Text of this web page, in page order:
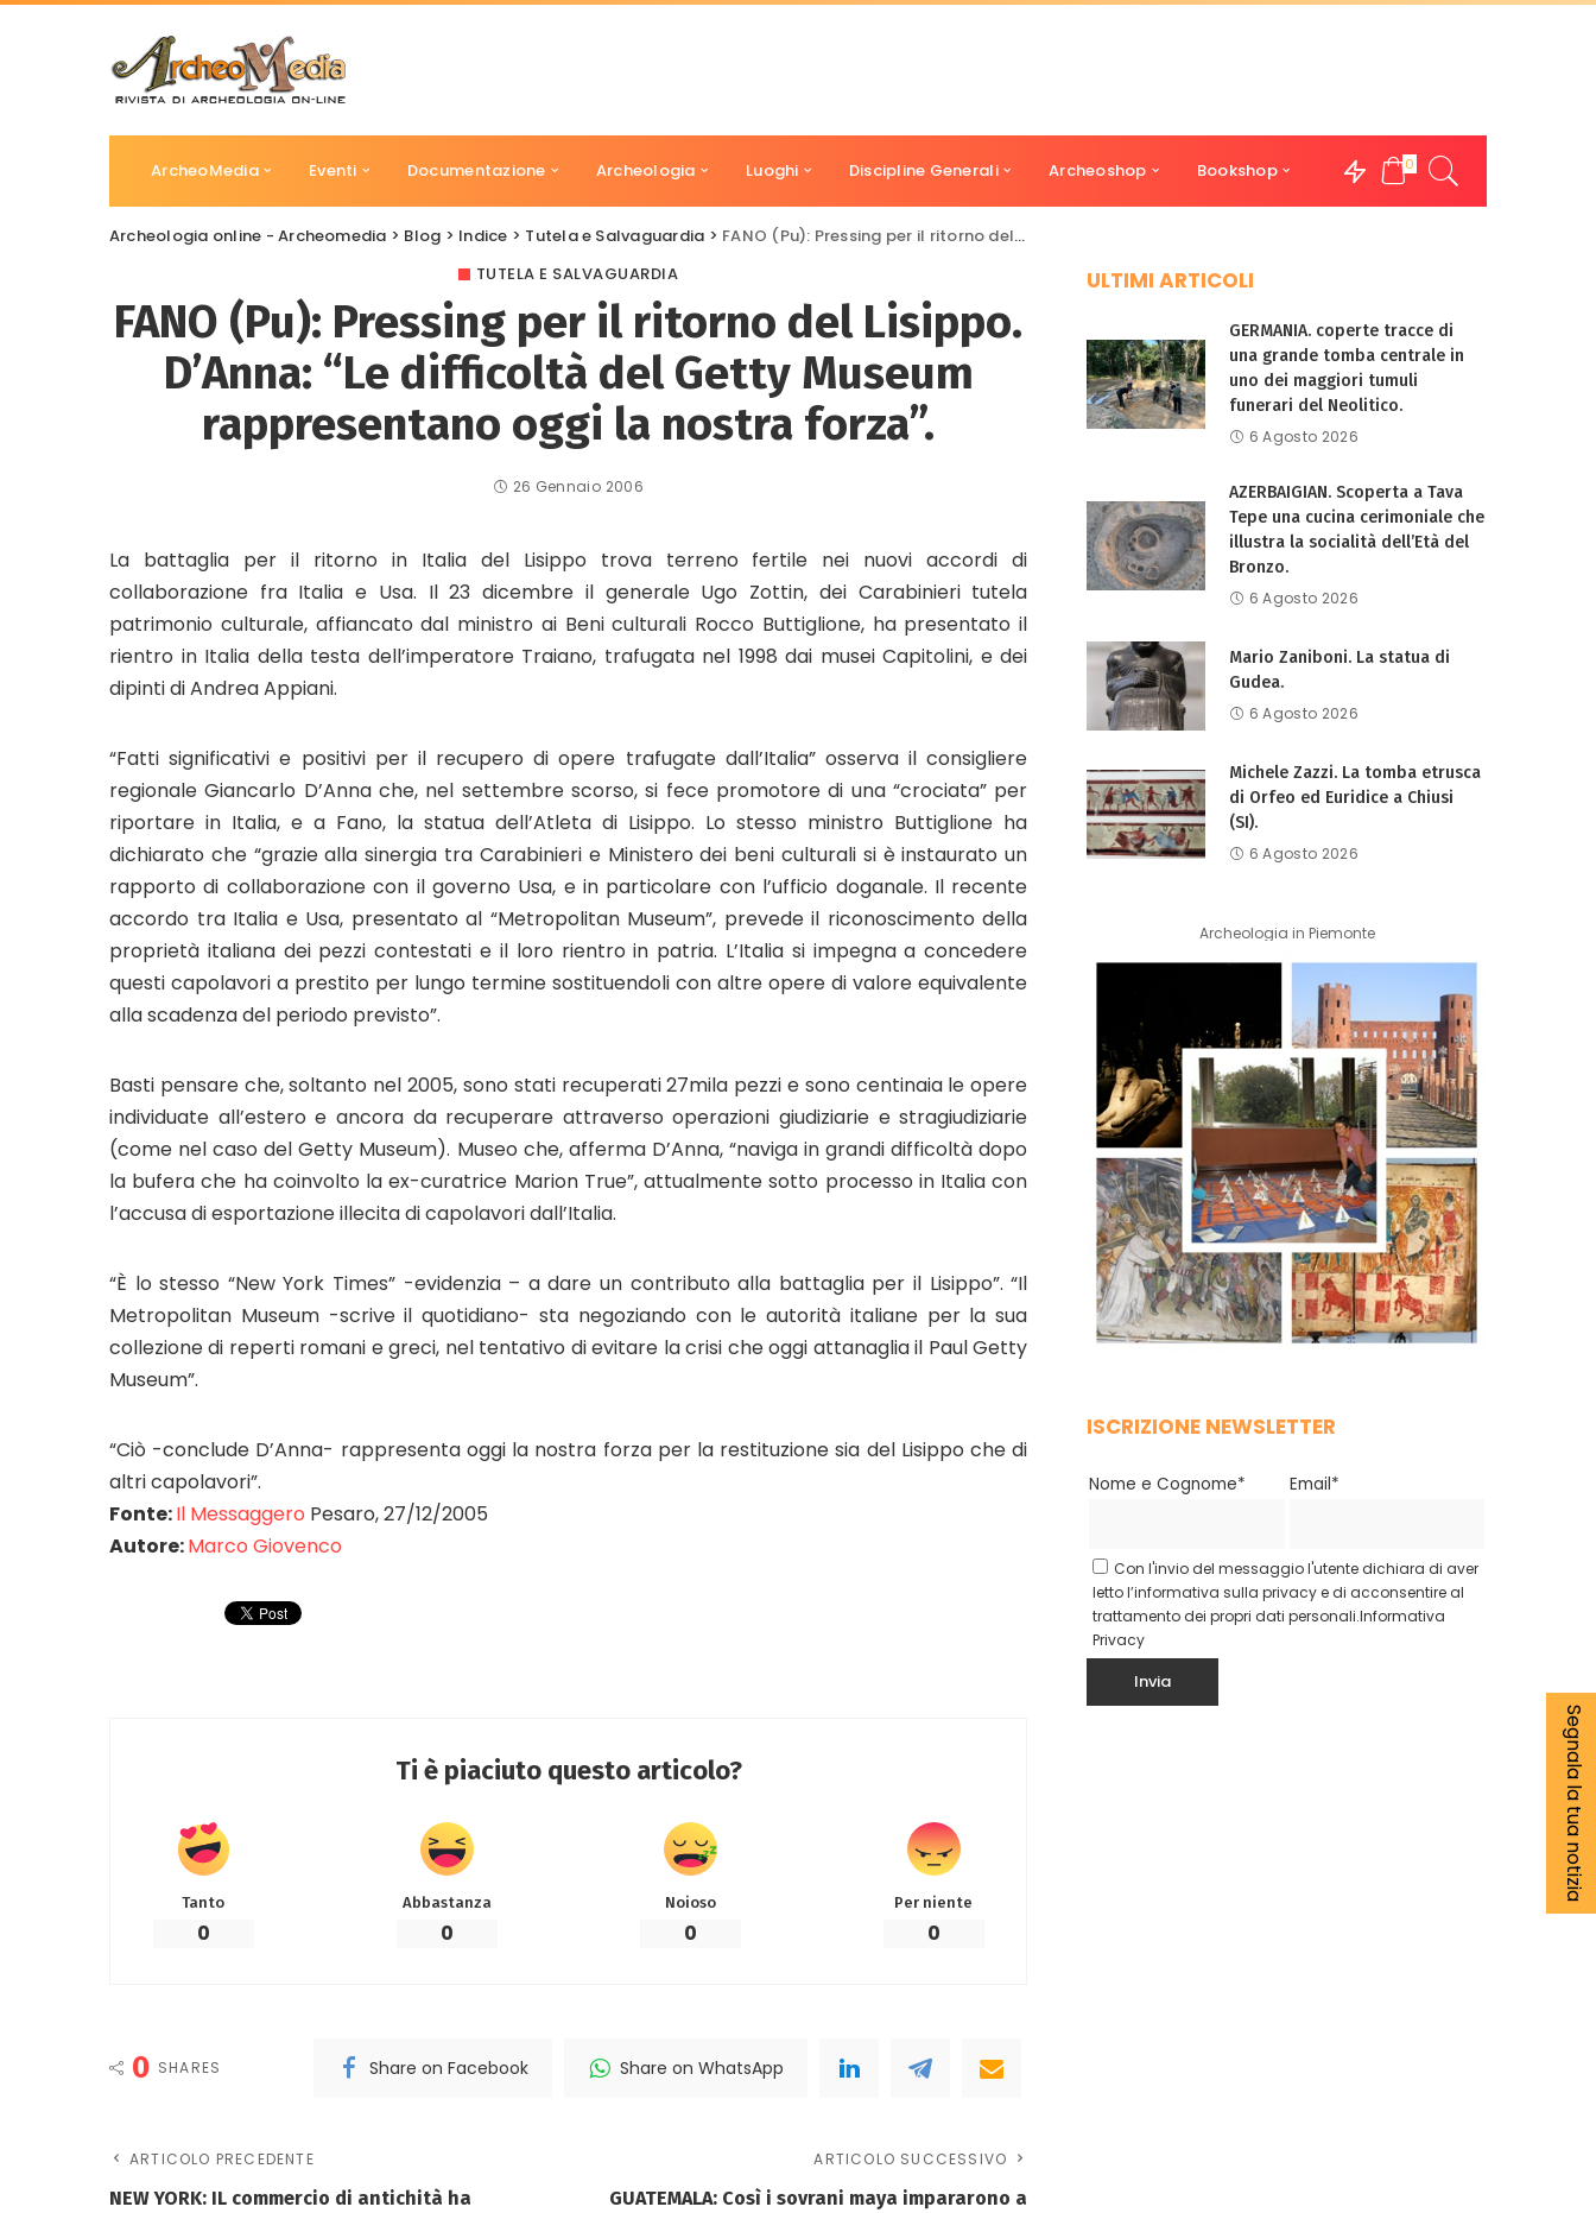
ArcheoMedia Eventi Documentazione Archeologia Luoghi Discipline Generali Archeoshop Bookshop 0
Archeologia online - Archeomedia > Blog > Indice > Tutela e Salvaguardia > FANO (Pu): Pressing per il ritorno del Lisippo. D’Anna: “Le difficoltà del Getty Museum rappresentano oggi la nostra forza”.
TUTELA E SALVAGUARDIA
FANO (Pu): Pressing per il ritorno del Lisippo.
D’Anna: “Le difficoltà del Getty Museum
rappresentano oggi la nostra forza”.
26 Gennaio 2006
La battaglia per il ritorno in Italia del Lisippo trova terreno fertile nei nuovi accordi di
collaborazione fra Italia e Usa. Il 23 dicembre il generale Ugo Zottin, dei Carabinieri tutela
patrimonio culturale, affiancato dal ministro ai Beni culturali Rocco Buttiglione, ha presentato il
rientro in Italia della testa dell’imperatore Traiano, trafugata nel 1998 dai musei Capitolini, e dei
dipinti di Andrea Appiani.
“Fatti significativi e positivi per il recupero di opere trafugate dall’Italia” osserva il consigliere
regionale Giancarlo D’Anna che, nel settembre scorso, si fece promotore di una “crociata” per
riportare in Italia, e a Fano, la statua dell’Atleta di Lisippo. Lo stesso ministro Buttiglione ha
dichiarato che “grazie alla sinergia tra Carabinieri e Ministero dei beni culturali si è instaurato un
rapporto di collaborazione con il governo Usa, e in particolare con l’ufficio doganale. Il recente
accordo tra Italia e Usa, presentato al “Metropolitan Museum”, prevede il riconoscimento della
proprietà italiana dei pezzi contestati e il loro rientro in patria. L’Italia si impegna a concedere
questi capolavori a prestito per lungo termine sostituendoli con altre opere di valore equivalente
alla scadenza del periodo previsto”.
Basti pensare che, soltanto nel 2005, sono stati recuperati 27mila pezzi e sono centinaia le opere
individuate all’estero e ancora da recuperare attraverso operazioni giudiziarie e stragiudiziarie
(come nel caso del Getty Museum). Museo che, afferma D’Anna, “naviga in grandi difficoltà dopo
la bufera che ha coinvolto la ex-curatrice Marion True”, attualmente sotto processo in Italia con
l’accusa di esportazione illecita di capolavori dall’Italia.
“È lo stesso “New York Times” -evidenzia – a dare un contributo alla battaglia per il Lisippo”. “Il
Metropolitan Museum -scrive il quotidiano- sta negoziando con le autorità italiane per la sua
collezione di reperti romani e greci, nel tentativo di evitare la crisi che oggi attanaglia il Paul Getty
Museum”.
“Ciò -conclude D’Anna- rappresenta oggi la nostra forza per la restituzione sia del Lisippo che di
altri capolavori”.
Fonte:Il Messaggero Pesaro, 27/12/2005
Autore:Marco Giovenco
Ti è piaciuto questo articolo?
Tanto
0
Abbastanza
0
Noioso
0
Per niente
0
0 SHARES Share on Facebook Share on WhatsApp
ARTICOLO PRECEDENTE
NEW YORK: IL commercio di antichità ha
ARTICOLO SUCCESSIVO
GUATEMALA: Così i sovrani maya impararono a
ULTIMI ARTICOLI
GERMANIA. coperte tracce di
una grande tomba centrale in
uno dei maggiori tumuli
funerari del Neolitico.
6 Agosto 2026
AZERBAIGIAN. Scoperta a Tava
Tepe una cucina cerimoniale che
illustra la socialità dell’Età del
Bronzo.
6 Agosto 2026
Mario Zaniboni. La statua di
Gudea.
6 Agosto 2026
Michele Zazzi. La tomba etrusca
di Orfeo ed Euridice a Chiusi
(SI).
6 Agosto 2026
Archeologia in Piemonte
ISCRIZIONE NEWSLETTER
Nome e Cognome* Email*
Con l'invio del messaggio l'utente dichiara di aver
letto l’informativa sulla privacy e di acconsentire al
trattamento dei propri dati personali.Informativa
Privacy
Segnala la tua notizia